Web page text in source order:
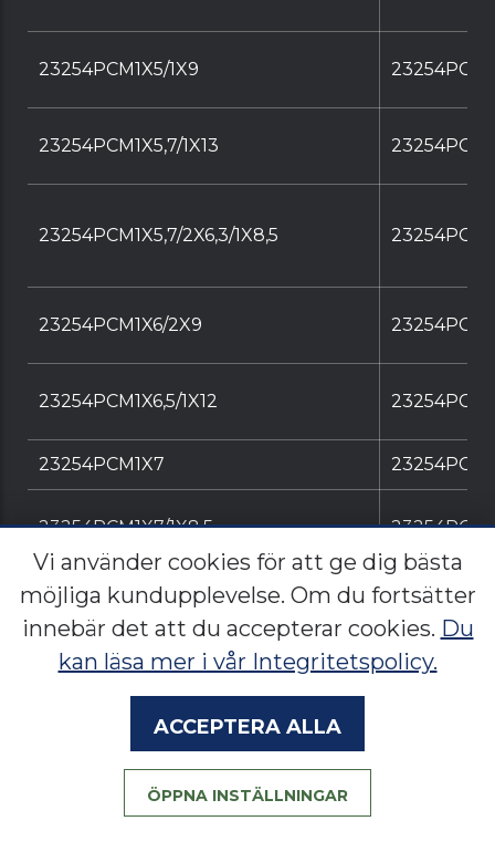
23254PCM1X5/1X9
23254PCM1X5,7/1X13
23254PCM1X5,7/2X6,3/1X8,5
23254PCM1X6/2X9
23254PCM1X6,5/1X12
23254PCM1X7
23254PCM1X7/1X8,5
23254PCM1X7/1X10,5
23254PCM1X8,5/1X12
23254PCM1X9/1X10
Vi använder cookies för att ge dig bästa
möjliga kundupplevelse. Om du fortsätter
innebär det att du accepterar cookies. Du
kan läsa mer i vår Integritetspolicy.
Acceptera alla
ÖPPNA INSTÄLLNINGAR